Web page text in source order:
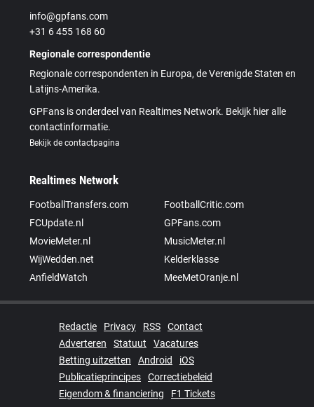
info@gpfans.com
+31 6 455 168 60
Regionale correspondentie
Regionale correspondenten in Europa, de Verenigde Staten en
Latijns-Amerika.
GPFans is onderdeel van Realtimes Network. Bekijk hier alle
contactinformatie.
Bekijk de contactpagina
Realtimes Network
FootballTransfers.com
FootballCritic.com
FCUpdate.nl
GPFans.com
MovieMeter.nl
MusicMeter.nl
WijWedden.net
Kelderklasse
AnfieldWatch
MeeMetOranje.nl
Redactie Privacy RSS
Contact
Adverteren
Statuut
Vacatures
Betting uitzetten
Android
iOS
Publicatieprincipes
Correctiebeleid
Eigendom & financiering
F1 Tickets